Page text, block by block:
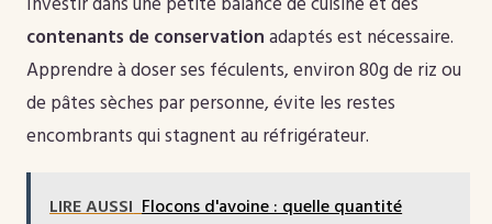
contenants de conservationadaptés est nécessaire.
Apprendre à doser ses féculents, environ 80g de riz ou
de pâtes sèches par personne, évite les restes
encombrants qui stagnent au réfrigérateur.
LIRE AUSSI Flocons d'avoine : quelle quantité